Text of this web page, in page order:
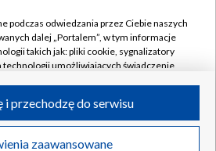
Kontakt
Kanały
Polska S.A. w likwidacji
podczas odwiedzania przez Ciebie naszych
dalej „Portalem”, w tym informacje
takich jak: pliki cookie, sygnalizatory
technologii umożliwiających świadczenie
podczas odwiedzania przez Ciebie
zaawansowane
i przechodzę do serwisu